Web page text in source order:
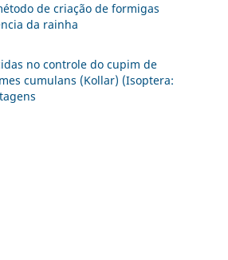
de criação de formigas
da rainha
no controle do cupim de
cumulans (Kollar) (Isoptera: